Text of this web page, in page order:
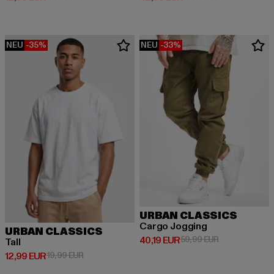
NEU -35%
URBAN CLASSICS
Tall
12,99 EUR
Derzeitiger Preis: 12,99 EUR
19,99 EURAktionspreis: 19,99 EUR
NEU -33%
URBAN CLASSICS
Cargo Jogging
40,19 EUR
Derzeitiger Preis: 40,19 EUR
59,99 EURAktionspreis: